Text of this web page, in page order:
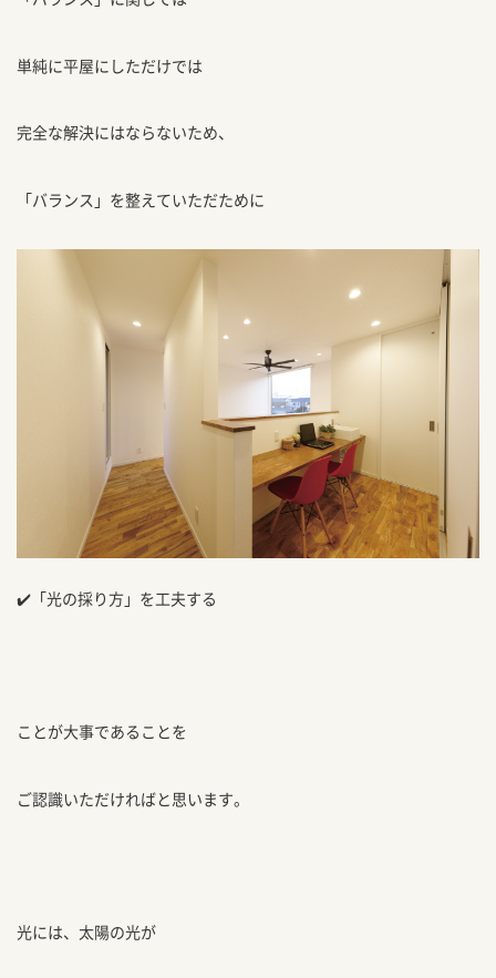
単純に平屋にしただけでは
完全な解決にはならないため、
「バランス」を整えていただために
✔️「光の採り方」を工夫する
ことが大事であることを
ご認識いただければと思います。
光には、太陽の光が